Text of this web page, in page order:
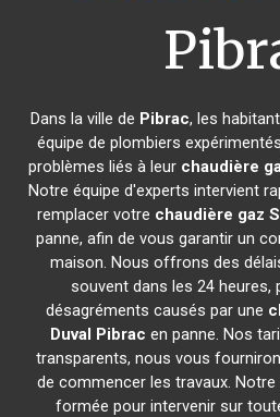
Dans la ville de Pibrac, les
équipe de plombiers
problèmes liés à leur chaudière
Notre équipe d'experts intervient
remplacer votre chaudière gaz
panne, afin de vous garantir un
maison. Nous offrons des
souvent dans les 24 heures,
désagréments causés par une
Duval Pibrac en panne. Nos
transparents, nous vous
de commencer les travaux.
formée pour intervenir sur